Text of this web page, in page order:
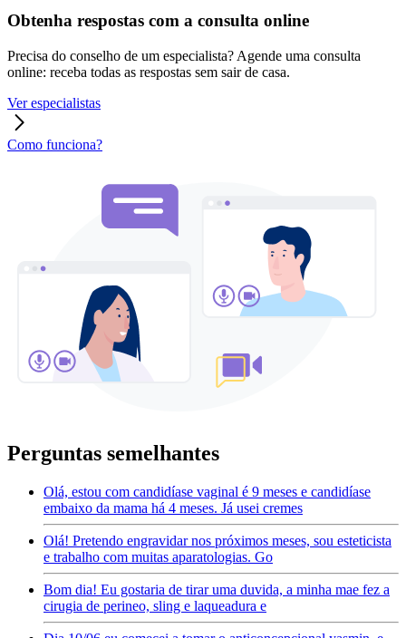
Obtenha respostas com a consulta online
Precisa do conselho de um especialista? Agende uma consulta
online: receba todas as respostas sem sair de casa.
Ver especialistas
Como funciona?
Perguntas semelhantes
Olá, estou com candidíase vaginal é 9 meses e candidíase
embaixo da mama há 4 meses. Já usei cremes
Olá! Pretendo engravidar nos próximos meses, sou esteticista
e trabalho com muitas aparatologias. Go
Bom dia! Eu gostaria de tirar uma duvida, a minha mae fez a
cirugia de perineo, sling e laqueadura e